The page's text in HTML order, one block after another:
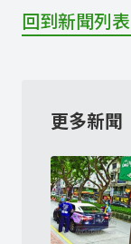
回到新聞列表
更多新聞